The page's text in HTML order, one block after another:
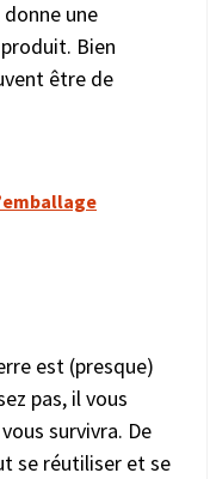
une
Bien
être de
est (presque)
pas, il vous
survivra. De
se réutiliser et se